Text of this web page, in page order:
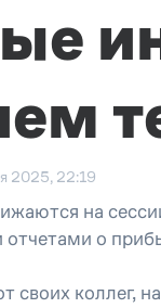
2025, 22:19
на
о
своих коллег,